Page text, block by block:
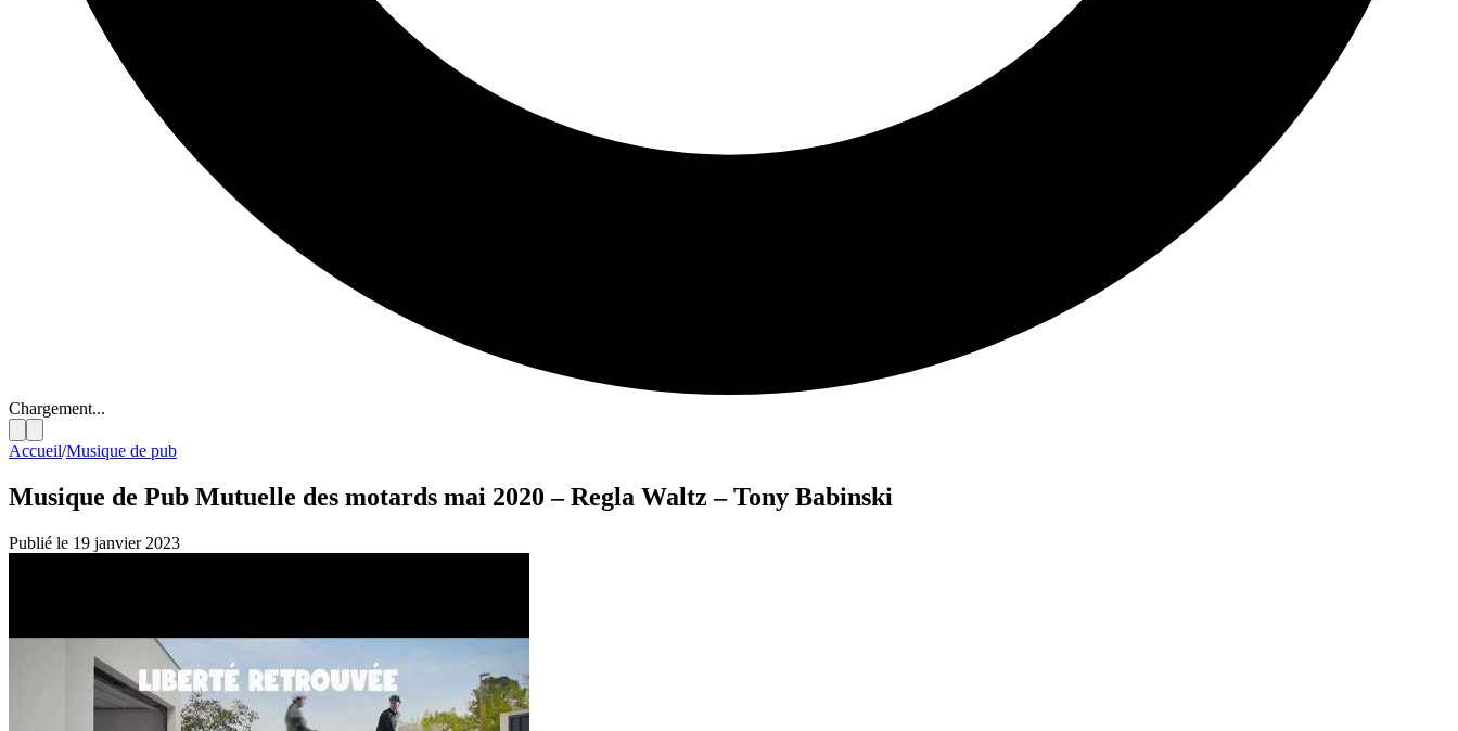
Chargement...
Accueil/Musique de pub
Musique de Pub Mutuelle des motards mai 2020 – Regla Waltz – Tony Babinski
Publié le 19 janvier 2023